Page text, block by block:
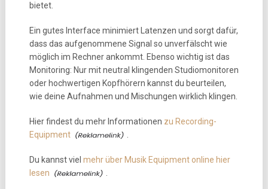
bietet.
Ein gutes Interface minimiert Latenzen und sorgt dafür,
dass das aufgenommene Signal so unverfälscht wie
möglich im Rechner ankommt. Ebenso wichtig ist das
Monitoring: Nur mit neutral klingenden Studiomonitoren
oder hochwertigen Kopfhörern kannst du beurteilen,
wie deine Aufnahmen und Mischungen wirklich klingen.
Hier findest du mehr Informationen zu Recording-
Equipment
Du kannst viel mehr über Musik Equipment online hier
lesen